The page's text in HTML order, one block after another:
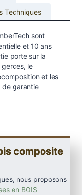
Techniques
sont
et 10 ans
porte sur la
gerces, le
et les
de garantie
composite
nous proposons
en BOIS